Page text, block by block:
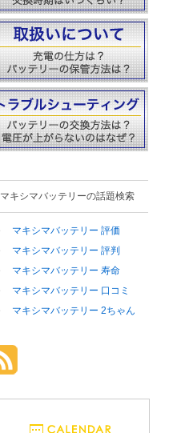
マキシマバッテリーの話題検索
マキシマバッテリー 評価
マキシマバッテリー 評判
マキシマバッテリー 寿命
マキシマバッテリー 口コミ
マキシマバッテリー 2ちゃん